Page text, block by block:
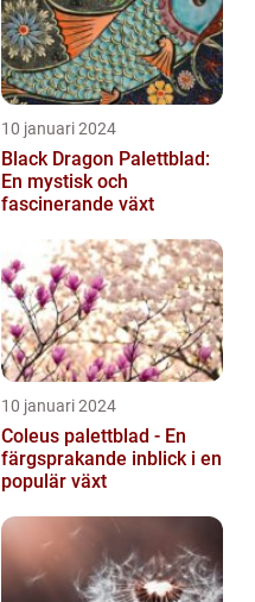
10 januari 2024
Black Dragon Palettblad:
En mystisk och
fascinerande växt
10 januari 2024
Coleus palettblad - En
färgsprakande inblick i en
populär växt